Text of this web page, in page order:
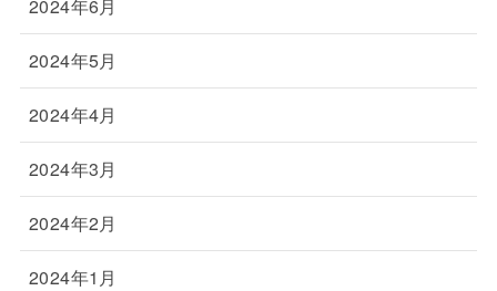
2024年6月
2024年5月
2024年4月
2024年3月
2024年2月
2024年1月